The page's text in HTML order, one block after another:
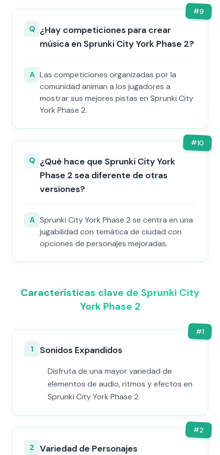
#9
Q ¿Hay competiciones para crear
música en Sprunki City York Phase 2?
A Las competiciones organizadas por la
comunidad animan a los jugadores a
mostrar sus mejores pistas en Sprunki City
York Phase 2.
#10
Q ¿Qué hace que Sprunki City York
Phase 2 sea diferente de otras
versiones?
A Sprunki City York Phase 2 se centra en una
jugabilidad con temática de ciudad con
opciones de personajes mejoradas.
Características clave de Sprunki City
York Phase 2
#1
1 Sonidos Expandidos
Disfruta de una mayor variedad de
elementos de audio, ritmos y efectos en
Sprunki City York Phase 2.
#2
2 Variedad de Personajes